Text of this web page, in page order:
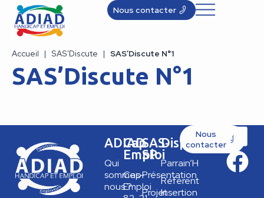
Nous contacter
Accueil | SAS'Discute | SAS’Discute N°1
SAS’Discute N°1
ADIAD
Qui
sommes-
nous ?
Cap
Emploi
Cap
Emploi
SAS-
SP
Présentation
Projet
Dispositifs
Parrain’H
Référent
Insertion
Nous
contacter